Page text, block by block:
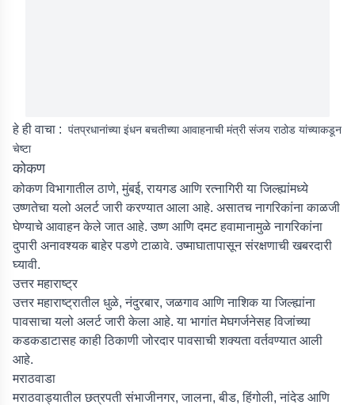
हे ही वाचा : पंतप्रधानांच्या इंधन बचतीच्या आवाहनाची मंत्री संजय राठोड यांच्याकडून
चेष्टा
कोकण
कोकण विभागातील ठाणे, मुंबई, रायगड आणि रत्नागिरी या जिल्ह्यांमध्ये
उष्णतेचा यलो अलर्ट जारी करण्यात आला आहे. असातच नागरिकांना काळजी
घेण्याचे आवाहन केले जात आहे. उष्ण आणि दमट हवामानामुळे नागरिकांना
दुपारी अनावश्यक बाहेर पडणे टाळावे. उष्माघातापासून संरक्षणाची खबरदारी
घ्यावी.
उत्तर महाराष्ट्र
उत्तर महाराष्ट्रातील धुळे, नंदुरबार, जळगाव आणि नाशिक या जिल्ह्यांना
पावसाचा यलो अलर्ट जारी केला आहे. या भागांत मेघगर्जनेसह विजांच्या
कडकडाटासह काही ठिकाणी जोरदार पावसाची शक्यता वर्तवण्यात आली
आहे.
मराठवाडा
मराठवाड्यातील छत्रपती संभाजीनगर, जालना, बीड, हिंगोली, नांदेड आणि